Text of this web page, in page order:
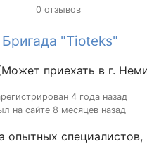
0 отзывов
Бригада "Tioteks"
приехать в г.
4 года назад
на сайте 8 месяцев назад
опытных специалистов,